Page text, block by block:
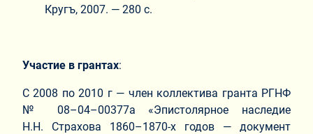
Кругъ, 2007. ― 280 с.
Участие в грантах:
С 2008 по 2010 г — член коллектива гранта РГНФ
№ 08–04–00377а «Эпистолярное наследие
Н.Н. Страхова 1860–1870-х годов — документ